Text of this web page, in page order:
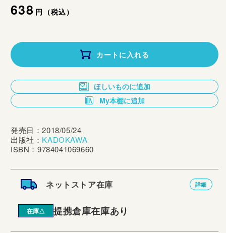
通
価
格
638円（税込）
カートに入れる
ほしいものに追加
My本棚に追加
発売日：2018/05/24
出版社： KADOKAWA
ISBN：9784041069660
ネットストア在庫 詳細
在庫△ 提携倉庫在庫あり